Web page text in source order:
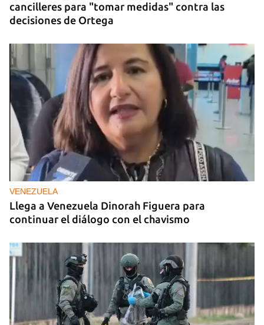
cancilleres para "tomar medidas" contra las
decisiones de Ortega
VENEZUELA
Llega a Venezuela Dinorah Figuera para
continuar el diálogo con el chavismo